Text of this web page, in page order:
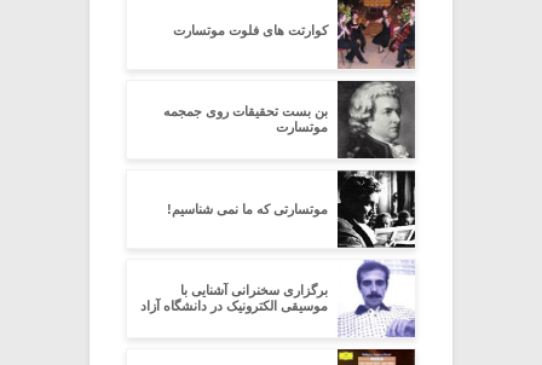
کوارتت های فلوت موتسارت
بن بست تحقیقات روی جمجمه
موتسارت
موتسارتى که ما نمى شناسیم!
برگزاری سخنرانی آشنایی با
موسیقی الکترونیک در دانشگاه آزاد